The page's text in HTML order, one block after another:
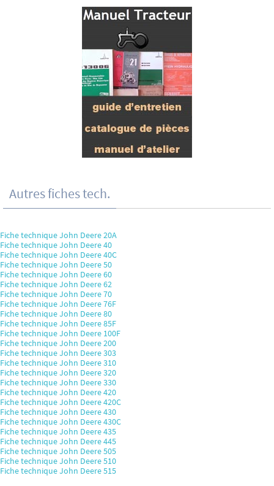
Autres fiches tech.
Fiche technique John Deere 20A
Fiche technique John Deere 40
Fiche technique John Deere 40C
Fiche technique John Deere 50
Fiche technique John Deere 60
Fiche technique John Deere 62
Fiche technique John Deere 70
Fiche technique John Deere 76F
Fiche technique John Deere 80
Fiche technique John Deere 85F
Fiche technique John Deere 100F
Fiche technique John Deere 200
Fiche technique John Deere 303
Fiche technique John Deere 310
Fiche technique John Deere 320
Fiche technique John Deere 330
Fiche technique John Deere 420
Fiche technique John Deere 420C
Fiche technique John Deere 430
Fiche technique John Deere 430C
Fiche technique John Deere 435
Fiche technique John Deere 445
Fiche technique John Deere 505
Fiche technique John Deere 510
Fiche technique John Deere 515